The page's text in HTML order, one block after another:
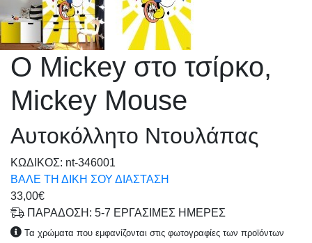
Ο Mickey στο τσίρκο,
Μickey Mouse
Αυτοκόλλητο Ντουλάπας
KΩΔΙΚΟΣ: nt-346001
ΒΑΛΕ ΤΗ ΔΙΚΗ ΣΟΥ ΔΙΑΣΤΑΣΗ
33,00€
ΠΑΡΑΔΟΣΗ: 5-7 ΕΡΓΑΣΙΜΕΣ ΗΜΕΡΕΣ
Τα χρώματα που εμφανίζονται στις φωτογραφίες των προϊόντων